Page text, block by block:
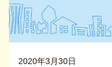
2020年3月30日